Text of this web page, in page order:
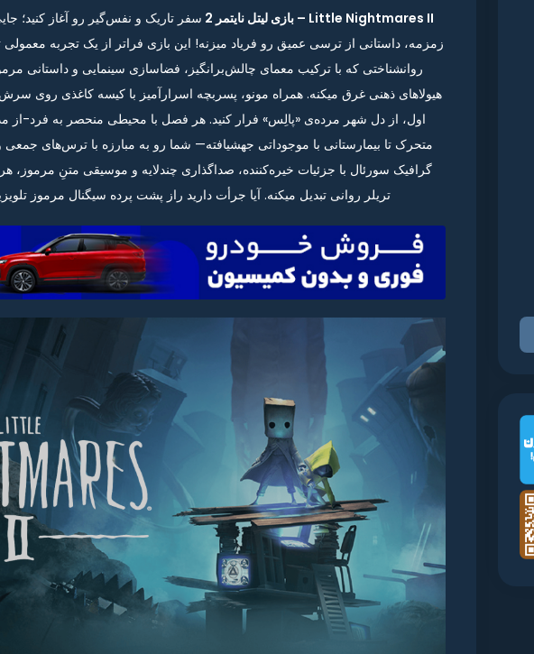
Little Nightmares II – بازی لیتل نایتمر 2
سفر تاریک و نفس‌گیر رو آغاز کنید؛
زمزمه، داستانی از ترسی عمیق رو فریاد میزنه! این بازی فراتر از یک تجربه
روانشناختی که با ترکیب معمای چالش‌برانگیز، فضاسازی سینمایی و داستانی
اول، از دل شهر مرده‌ی «پالِس» فرار کنید. هر فصل با محیطی منحصر به فرد-
متحرک تا بیمارستانی با موجوداتی جهشیافته— شما رو به مبارزه با ترس‌های
گرافیک سورئال با جزئیات خیره‌کننده، صداگذاری چندلایه و موسیقی متنِ مرموز،
تریلر روانی تبدیل میکنه. آیا جرأت دارید راز پشت پرده سیگنال مرموز